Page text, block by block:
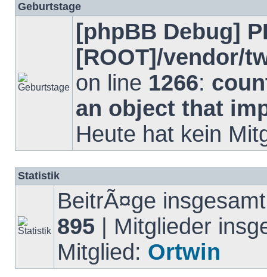
Geburtstage
[phpBB Debug]
[ROOT]/vendor/
on line 1266:
an object that
Heute hat kein
Statistik
BeitrÃ¤ge
895 | Mitglieder
Mitglied: Ortwin